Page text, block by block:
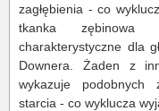
zagłębienia - co
tkanka zębinowa
charakterystyczne dla
Downera. Żaden z
wykazuje podobnych
starcia - co wyklucza